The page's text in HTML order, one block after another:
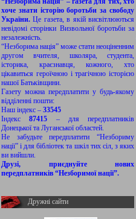
хоче знати історію боротьби за свободу
України.Це газета, в якій висвітлюються
невідомі сторінки Визвольної боротьби за
незалежність.
“Незборима нація” може стати неоціненним
другом вчителя, школяра, студента,
історика, краєзнавця, кожного, хто
цікавиться героїчною і трагічною історією
нашої Батьківщини.
Газету можна передплатити у будь-якому
відділенні пошти:
Наш індекс – 33545
Індекс87415 – для передплатників
Донецької та Луганської областей.
Не забудьте передплатити “Незбориму
нації” і для бібліотек та шкіл тих сіл, з яких
ви вийшли.
Друзі, приєднуйте нових
передплатників “Незборимої нації”.
Дружні сайти